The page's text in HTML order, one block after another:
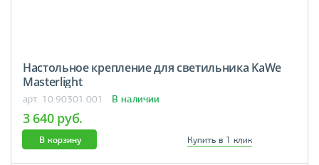
Настольное крепление для светильника KaWe
Masterlight
арт. 10.90301.001 В наличии
3 640 руб.
В корзину Купить в 1 клик